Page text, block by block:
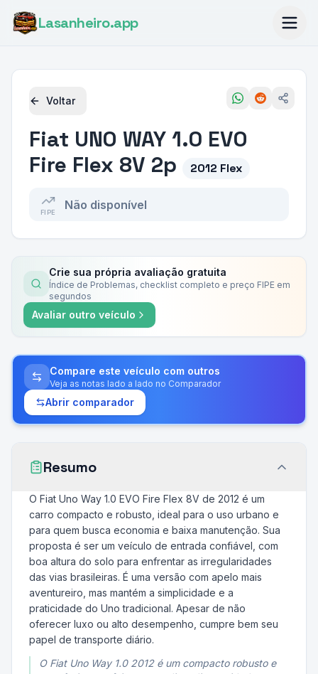
Lasanheiro.app
Voltar
Fiat UNO WAY 1.0 EVO
Fire Flex 8V 2p
2012 Flex
FIPE
Não disponível
Crie sua própria avaliação gratuita
Índice de Problemas, checklist completo e preço FIPE em
segundos
Avaliar outro veículo
Compare este veículo com outros
Veja as notas lado a lado no Comparador
Abrir comparador
Resumo
O Fiat Uno Way 1.0 EVO Fire Flex 8V de 2012 é um
carro compacto e robusto, ideal para o uso urbano e
para quem busca economia e baixa manutenção. Sua
proposta é ser um veículo de entrada confiável, com
boa altura do solo para enfrentar as irregularidades
das vias brasileiras. É uma versão com apelo mais
aventureiro, mas mantém a simplicidade e a
praticidade do Uno tradicional. Apesar de não
oferecer luxo ou alto desempenho, cumpre bem seu
papel de transporte diário.
O Fiat Uno Way 1.0 2012 é um compacto robusto e